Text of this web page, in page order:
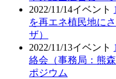
2022/11/14イベント
を再エネ植民地に
ザ）
2022/11/13イベント
絡会（事務局：熊
ポジウム